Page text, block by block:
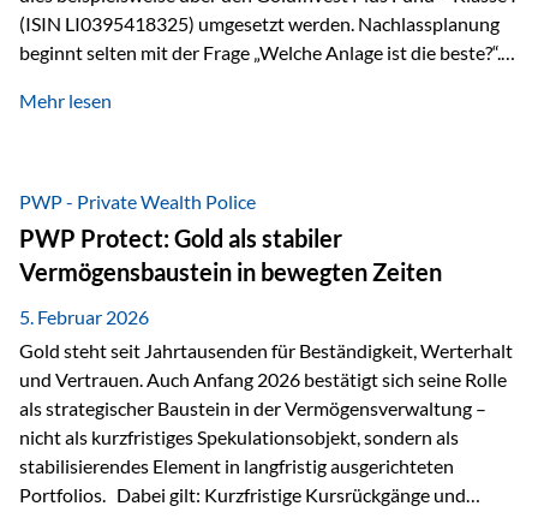
(ISIN LI0395418325) umgesetzt werden. Nachlassplanung
beginnt selten mit der Frage „Welche Anlage ist die beste?“.
was bekommen – wann – und in welcher Struktur?Und vor
bei größeren Vermögen ist das entscheidend.
Mehr lesen
PWP - Private Wealth Police
PWP Protect: Gold als stabiler
Vermögensbaustein in bewegten Zeiten
5. Februar 2026
Gold steht seit Jahrtausenden für Beständigkeit, Werterhalt
und Vertrauen. Auch Anfang 2026 bestätigt sich seine Rolle
als strategischer Baustein in der Vermögensverwaltung –
nicht als kurzfristiges Spekulationsobjekt, sondern als
stabilisierendes Element in langfristig ausgerichteten
Portfolios. Dabei gilt: Kurzfristige Kursrückgänge und